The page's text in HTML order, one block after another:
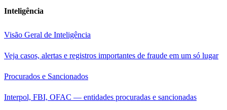
Inteligência
Visão Geral de Inteligência
Veja casos, alertas e registros importantes de fraude em um só lugar
Procurados e Sancionados
Interpol, FBI, OFAC — entidades procuradas e sancionadas